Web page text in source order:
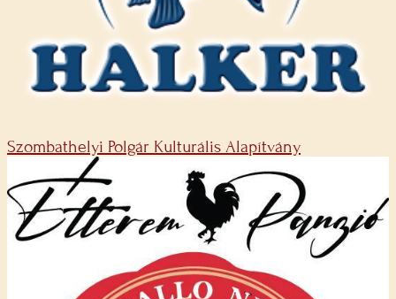
Szombathelyi Polgár Kulturális Alapítvány